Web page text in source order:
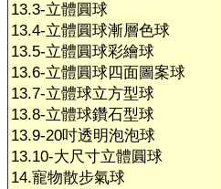
13.3-立體圓球
13.4-立體圓球漸層色球
13.5-立體圓球彩繪球
13.6-立體圓球四面圖案球
13.7-立體球立方型球
13.8-立體球鑽石型球
13.9-20吋透明泡泡球
13.10-大尺寸立體圓球
14.寵物散步氣球